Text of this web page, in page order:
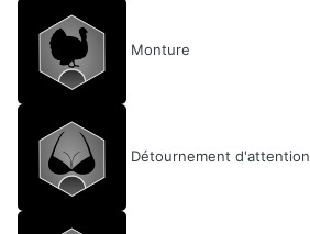
Monture
Détournement d'attention